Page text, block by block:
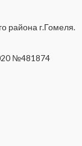
района г.Гомеля.
№481874